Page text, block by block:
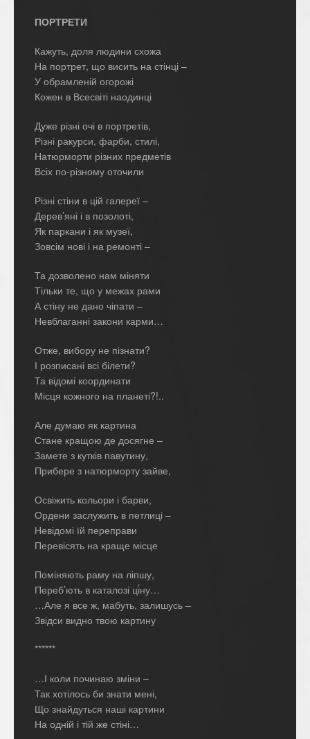
ПОРТРЕТИ
Кажуть, доля людини схожа
На портрет, що висить на стінці –
У обрамленій огорожі
Кожен в Всесвіті наодинці
Дуже різні очі в портретів,
Різні ракурси, фарби, стилі,
Натюрморти різних предметів
Всіх по-різному оточили
Різні стіни в цій галереї –
Дерев’яні і в позолоті,
Як паркани і як музеї,
Зовсім нові і на ремонті –
Та дозволено нам міняти
Тільки те, що у межах рами
А стіну не дано чіпати –
Невблаганні закони карми…
Отже, вибору не пізнати?
І розписані всі білети?
Та відомі координати
Місця кожного на планеті?!..
Але думаю як картина
Стане кращою де досягне –
Замете з кутків павутину,
Прибере з натюрморту зайве,
Освіжить кольори і барви,
Ордени заслужить в петлиці –
Невідомі їй переправи
Перевісять на краще місце
Поміняють раму на ліпшу,
Переб’ють в каталозі ці́ну…
…Але я все ж, мабуть, залишусь –
Звідси видно твою картину
******
…І коли починаю зміни –
Так хотілось би знати мені,
Що знайдуться наші картини
На одній і тій же стіні…